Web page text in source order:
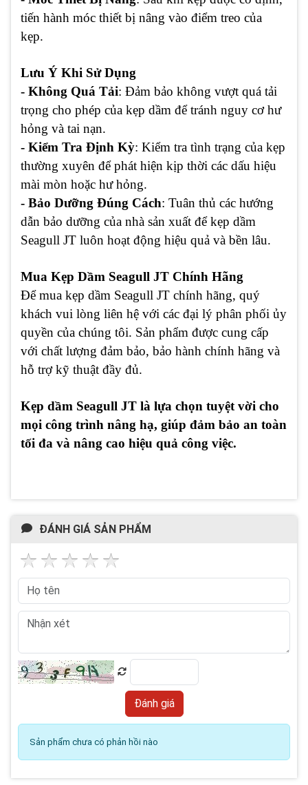
tiến hành móc thiết bị nâng vào điểm treo của
kẹp.
Lưu Ý Khi Sử Dụng
- Không Quá Tải: Đảm bảo không vượt quá tải
trọng cho phép của kẹp dầm để tránh nguy cơ hư
hỏng và tai nạn.
- Kiểm Tra Định Kỳ: Kiểm tra tình trạng của kẹp
thường xuyên để phát hiện kịp thời các dấu hiệu
mài mòn hoặc hư hỏng.
- Bảo Dưỡng Đúng Cách: Tuân thủ các hướng
dẫn bảo dưỡng của nhà sản xuất để kẹp dầm
Seagull JT luôn hoạt động hiệu quả và bền lâu.
Mua Kẹp Dầm Seagull JT Chính Hãng
Để mua kẹp dầm Seagull JT chính hãng, quý
khách vui lòng liên hệ với các đại lý phân phối ủy
quyền của chúng tôi. Sản phẩm được cung cấp
với chất lượng đảm bảo, bảo hành chính hãng và
hỗ trợ kỹ thuật đầy đủ.
Kẹp dầm Seagull JT là lựa chọn tuyệt vời cho
mọi công trình nâng hạ, giúp đảm bảo an toàn
tối đa và nâng cao hiệu quả công việc.
ĐÁNH GIÁ SẢN PHẨM
Sản phẩm chưa có phản hồi nào